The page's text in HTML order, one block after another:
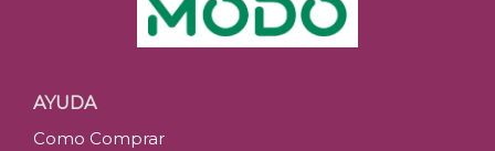
AYUDA
Como Comprar